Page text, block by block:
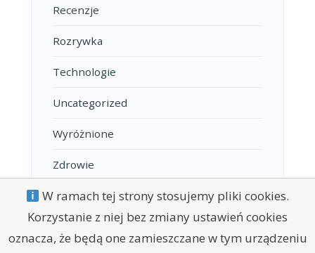
Recenzje
Rozrywka
Technologie
Uncategorized
Wyróżnione
Zdrowie
W ramach tej strony stosujemy pliki cookies.
Korzystanie z niej bez zmiany ustawień cookies
oznacza, że będą one zamieszczane w tym urządzeniu